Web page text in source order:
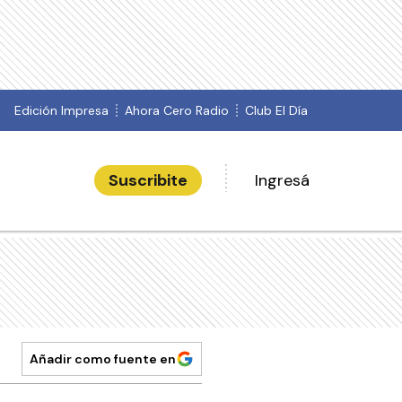
Edición Impresa Ahora Cero Radio Club El Día
Suscribite Ingresá
Añadir como fuente en